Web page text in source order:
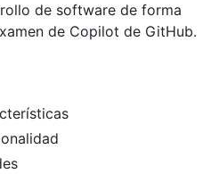
de software de forma
de Copilot de GitHub.